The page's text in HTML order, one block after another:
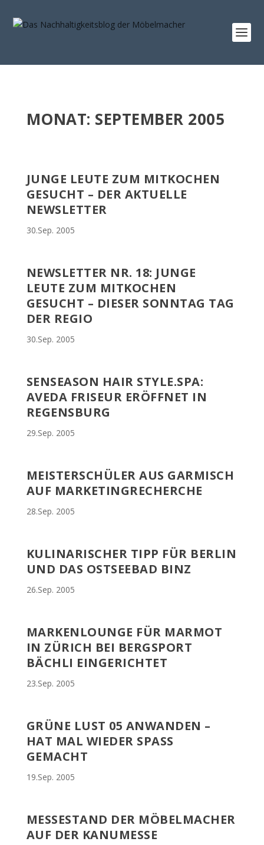
MONAT: SEPTEMBER 2005
JUNGE LEUTE ZUM MITKOCHEN
GESUCHT – DER AKTUELLE
NEWSLETTER
30.Sep. 2005
NEWSLETTER NR. 18: JUNGE
LEUTE ZUM MITKOCHEN
GESUCHT – DIESER SONNTAG TAG
DER REGIO
30.Sep. 2005
SENSEASON HAIR STYLE.SPA:
AVEDA FRISEUR ERÖFFNET IN
REGENSBURG
29.Sep. 2005
MEISTERSCHÜLER AUS GARMISCH
AUF MARKETINGRECHERCHE
28.Sep. 2005
KULINARISCHER TIPP FÜR BERLIN
UND DAS OSTSEEBAD BINZ
26.Sep. 2005
MARKENLOUNGE FÜR MARMOT
IN ZÜRICH BEI BERGSPORT
BÄCHLI EINGERICHTET
23.Sep. 2005
GRÜNE LUST 05 ANWANDEN –
HAT MAL WIEDER SPASS G
EMACHT
19.Sep. 2005
MESSESTAND DER MÖBELMACHER
AUF DER KANUMESSE